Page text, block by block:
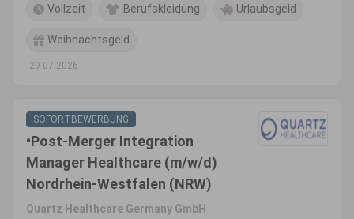
Vollzeit Berufskleidung Urlaubsgeld
Weihnachtsgeld
29.07.2026
SOFORTBEWERBUNG
•Post-Merger Integration
Manager Healthcare (m/w/d)
Nordrhein-Westfalen (NRW)
Quartz Healthcare Germany GmbH